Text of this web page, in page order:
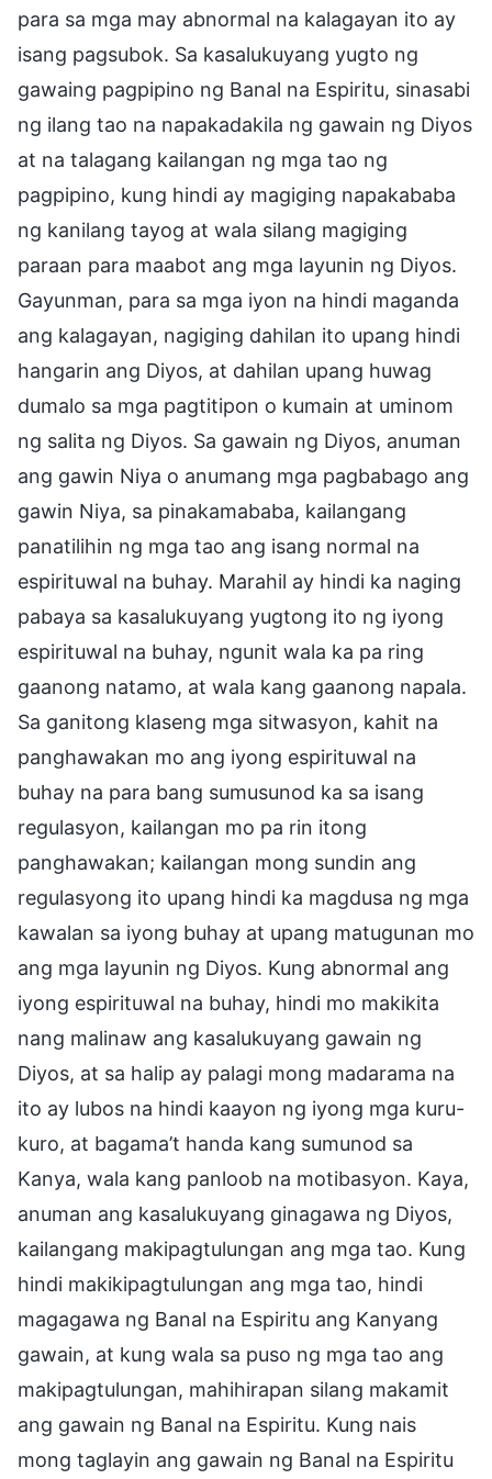
para sa mga may abnormal na kalagayan ito ay
isang pagsubok. Sa kasalukuyang yugto ng
gawaing pagpipino ng Banal na Espiritu, sinasabi
ng ilang tao na napakadakila ng gawain ng Diyos
at na talagang kailangan ng mga tao ng
pagpipino, kung hindi ay magiging napakababa
ng kanilang tayog at wala silang magiging
paraan para maabot ang mga layunin ng Diyos.
Gayunman, para sa mga iyon na hindi maganda
ang kalagayan, nagiging dahilan ito upang hindi
hangarin ang Diyos, at dahilan upang huwag
dumalo sa mga pagtitipon o kumain at uminom
ng salita ng Diyos. Sa gawain ng Diyos, anuman
ang gawin Niya o anumang mga pagbabago ang
gawin Niya, sa pinakamababa, kailangang
panatilihin ng mga tao ang isang normal na
espirituwal na buhay. Marahil ay hindi ka naging
pabaya sa kasalukuyang yugtong ito ng iyong
espirituwal na buhay, ngunit wala ka pa ring
gaanong natamo, at wala kang gaanong napala.
Sa ganitong klaseng mga sitwasyon, kahit na
panghawakan mo ang iyong espirituwal na
buhay na para bang sumusunod ka sa isang
regulasyon, kailangan mo pa rin itong
panghawakan; kailangan mong sundin ang
regulasyong ito upang hindi ka magdusa ng mga
kawalan sa iyong buhay at upang matugunan mo
ang mga layunin ng Diyos. Kung abnormal ang
iyong espirituwal na buhay, hindi mo makikita
nang malinaw ang kasalukuyang gawain ng
Diyos, at sa halip ay palagi mong madarama na
ito ay lubos na hindi kaayon ng iyong mga kuru-
kuro, at bagama’t handa kang sumunod sa
Kanya, wala kang panloob na motibasyon. Kaya,
anuman ang kasalukuyang ginagawa ng Diyos,
kailangang makipagtulungan ang mga tao. Kung
hindi makikipagtulungan ang mga tao, hindi
magagawa ng Banal na Espiritu ang Kanyang
gawain, at kung wala sa puso ng mga tao ang
makipagtulungan, mahihirapan silang makamit
ang gawain ng Banal na Espiritu. Kung nais
mong taglayin ang gawain ng Banal na Espiritu